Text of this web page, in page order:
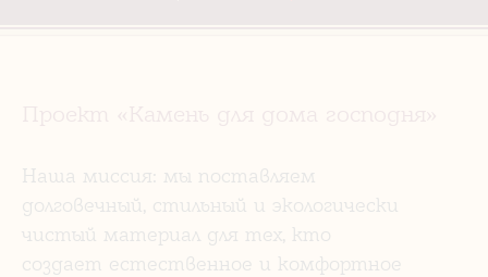
Наша миссия: мы поставляем
долговечный, стильный и экологически
чистый материал для тех, кто
создает естественное и комфортное